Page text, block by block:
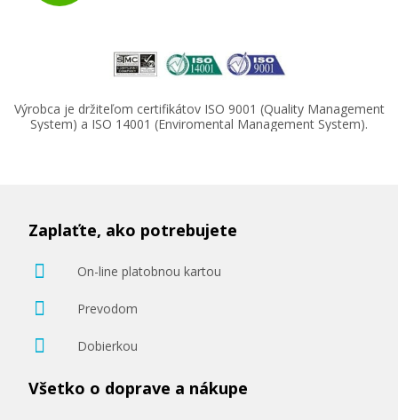
16,90 €
Pridať do košíka
3D struna
16,90 €
Výrobca je držiteľom certifikátov ISO 9001 (Quality Management
System) a ISO 14001 (Enviromental Management System).
Zaplaťte, ako potrebujete
On-line platobnou kartou
Prevodom
Dobierkou
Všetko o doprave a nákupe